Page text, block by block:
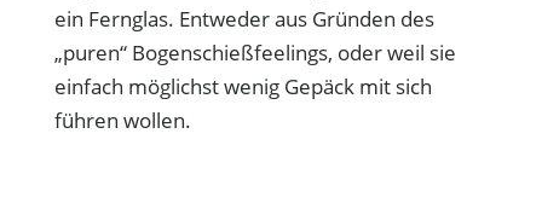
ein Fernglas. Entweder aus Gründen des
„puren“ Bogenschießfeelings, oder weil sie
einfach möglichst wenig Gepäck mit sich
führen wollen.